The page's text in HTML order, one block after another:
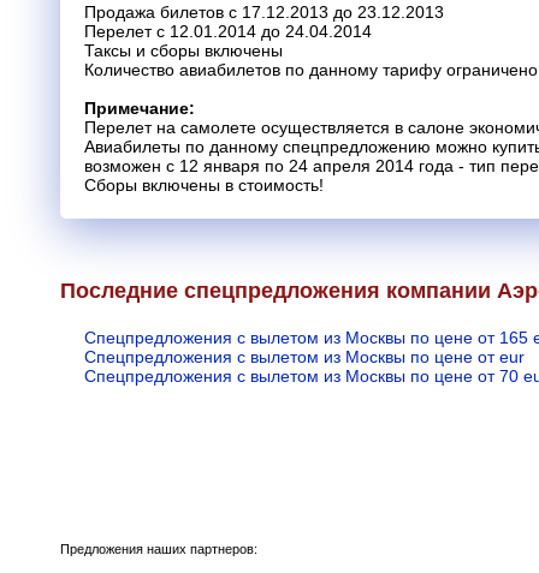
Продажа билетов с 17.12.2013 до 23.12.2013
Перелет с 12.01.2014 до 24.04.2014
Таксы и сборы включены
Количество авиабилетов по данному тарифу
Примечание:
Перелет на самолете осуществляется в салоне
Авиабилеты по данному спецпредложению можно
возможен с 12 января по 24 апреля 2014 года - тип
Сборы включены в стоимость!
Последние спецпредложения компании
Спецпредложения с вылетом из Москвы по цене от 165
Спецпредложения с вылетом из Москвы по цене от eur
Спецпредложения с вылетом из Москвы по цене от 70
Предложения наших партнеров: